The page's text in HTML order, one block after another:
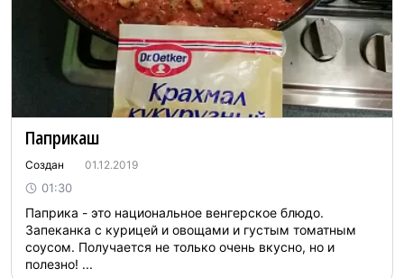
Паприкаш
Создан 01.12.2019
01:30
Паприка - это национальное венгерское блюдо.
Запеканка с курицей и овощами и густым томатным
соусом. Получается не только очень вкусно, но и
полезно! ...